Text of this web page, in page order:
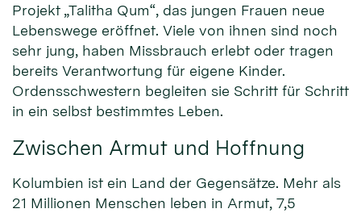
Projekt „Talitha Qum“, das jungen Frauen neue
Lebenswege eröffnet. Viele von ihnen sind noch
sehr jung, haben Missbrauch erlebt oder tragen
bereits Verantwortung für eigene Kinder.
Ordensschwestern begleiten sie Schritt für Schritt
in ein selbst bestimmtes Leben.
Zwischen Armut und Hoffnung
Kolumbien ist ein Land der Gegensätze. Mehr als
21 Millionen Menschen leben in Armut, 7,5